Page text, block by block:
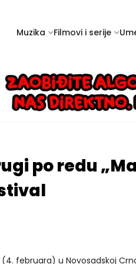
Muzika Filmovi i serije
po redu
februara) u Novosadskoj